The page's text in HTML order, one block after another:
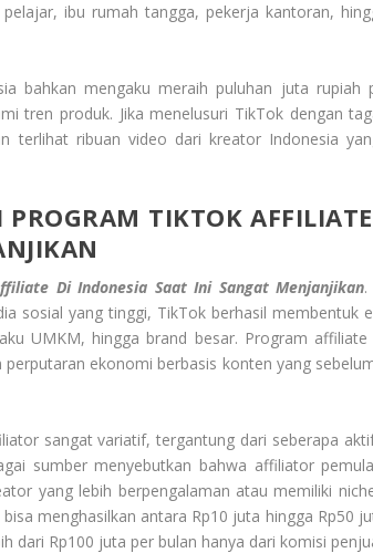
ibu rumah tangga, pekerja kantoran,
bahkan mengaku meraih puluhan juta rupiah
tren produk. Jika menelusuri TikTok dengan
terlihat ribuan video dari kreator Indonesia
TIKTOK
Di Indonesia Saat Ini Sangat Menjanjikan
sosial yang tinggi, TikTok berhasil membentuk
UMKM, hingga brand besar. Program
ekonomi berbasis konten yang
sangat variatif, tergantung dari seberapa
sumber menyebutkan bahwa affiliator
yang lebih berpengalaman atau memiliki
menghasilkan antara Rp10 juta hingga Rp50
dari Rp100 juta per bulan hanya dari komisi